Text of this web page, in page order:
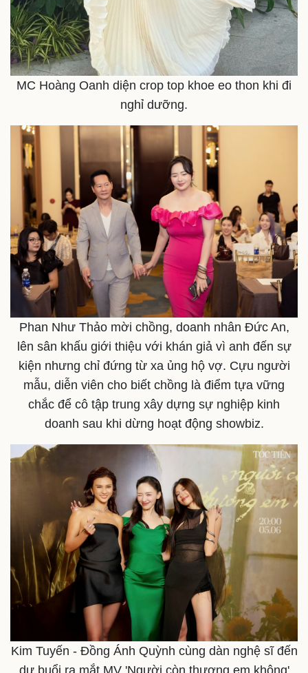
Bất động sản
Khởi nghiệp
Thị trường
Giá vàng
Tiêu dùng
Tỷ giá
Chứng khoán
Giá cà phê
MC Hoàng Oanh diện crop top khoe eo thon khi đi
nghỉ dưỡng.
Phan Như Thảo mời chồng, doanh nhân Đức An,
lên sân khấu giới thiệu với khán giả vì anh đến sự
kiện nhưng chỉ đứng từ xa ủng hộ vợ. Cựu người
mẫu, diễn viên cho biết chồng là điểm tựa vững
chắc để cô tập trung xây dựng sự nghiệp kinh
doanh sau khi dừng hoạt động showbiz.
Kim Tuyến - Đồng Ánh Quỳnh cùng dàn nghệ sĩ đến
dự buổi ra mắt MV 'Người còn thương em không'